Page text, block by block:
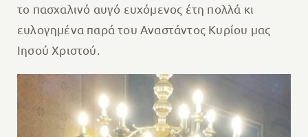
το πασχαλινό αυγό ευχόμενος έτη πολλά κι
ευλογημένα παρά του Αναστάντος Κυρίου μας
Ιησού Χριστού.